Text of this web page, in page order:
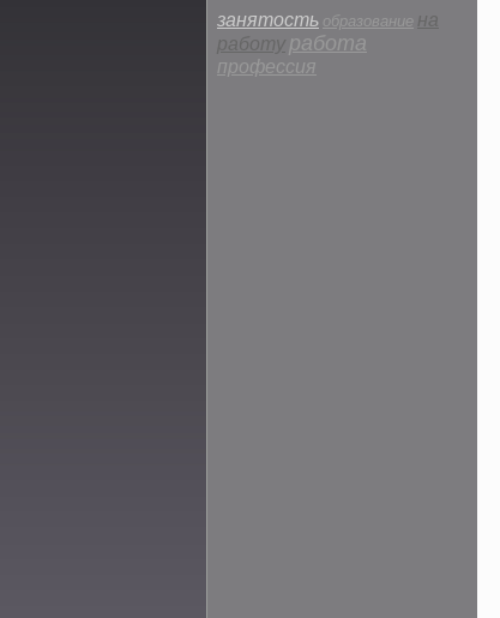
занятость образование на
работу работа
профессия